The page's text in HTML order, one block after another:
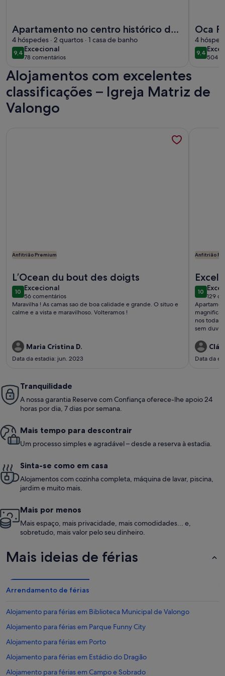
Apartamento no centro histórico do
Porto - Com um lindo e grande
terraço
4 hóspedes · 2 quartos · 1 casa de banho
9,49,4 de 10
Excecional
excecional
78 comentários
(78
comentários)
Oca
4
9,49,4 de
504
(504
Alojamentos com excelentes
classificações – Igreja Matriz de
Valongo
Anfitrião Premium
L’Ocean du bout des doigts
1010 de 10
Excecional
excecional
56 comentários
(56
comentários)
Maravilha ! As camas sao de boa calidade e grande. O situo e
calme e a vista e maravilhoso. Volteramos !
Maria Cristina D.
Data da estadia: jun. 2023
Mais informações sobre o Apartamento em frente à praia -
Anfitrião
1010 de 10
129
(129
nos todas as
sem
Data da
Tranquilidade
A nossa garantia Reserve com Confiança oferece-lhe apoio 24
horas por dia, 7 dias por semana.
Mais tempo para descontrair
Um processo simples e agradável – desde a reserva à estadia.
Sinta-se como em casa
Alojamentos com cozinha completa, máquina de lavar, piscina,
jardim e muito mais.
Mais por menos
Mais espaço, mais privacidade, mais comodidades... e,
sobretudo, mais valor pelo seu dinheiro.
Mais ideias de férias
Arrendamento de férias
Alojamento para férias em Biblioteca Municipal de Valongo
Alojamento para férias em Parque Funny City
Alojamento para férias em Porto
Alojamento para férias em Estádio do Dragão
Alojamento para férias em Campo e Sobrado